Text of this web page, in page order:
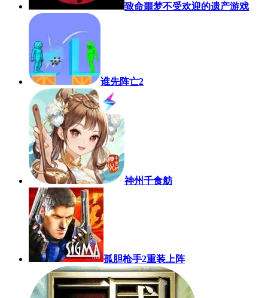
致命噩梦不受欢迎的遗产游戏
谁先阵亡2
神州千食舫
孤胆枪手2重装上阵